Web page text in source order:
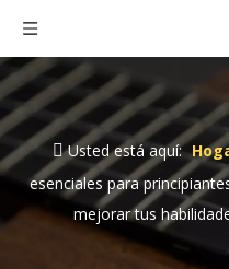
Usted está aquí:
esenciales para
mejorar tus